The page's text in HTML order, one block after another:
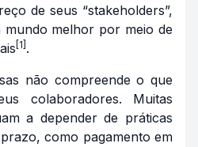
de seus “stakeholders”,
melhor por meio de
[1] .
não compreende o que
colaboradores. Muitas
a depender de práticas
como pagamento em